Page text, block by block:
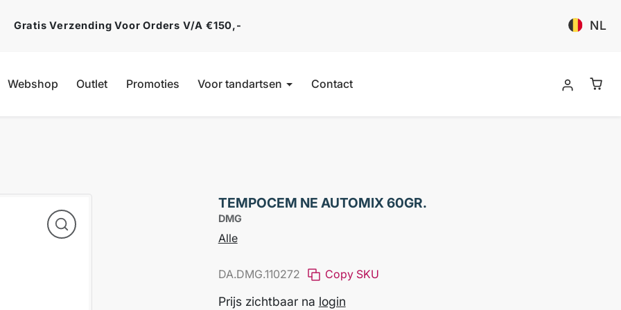
Gratis Verzending Voor Orders V/a €150,- NL
Webshop Outlet Promoties Voor tandartsen Contact
TEMPOCEM NE AUTOMIX 60GR.
DMG
Alle
DA.DMG.110272 Copy SKU
Prijs zichtbaar na login